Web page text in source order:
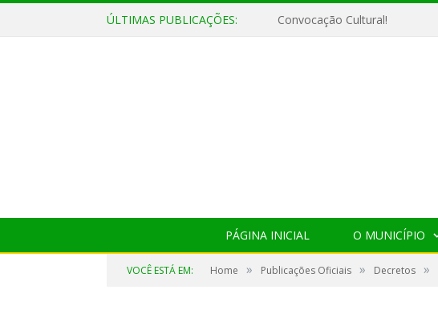
ÚLTIMAS PUBLICAÇÕES: Convocação Cultural!
PÁGINA INICIAL O MUNICÍPIO
VOCÊ ESTÁ EM: Home » Publicações Oficiais » Decretos »